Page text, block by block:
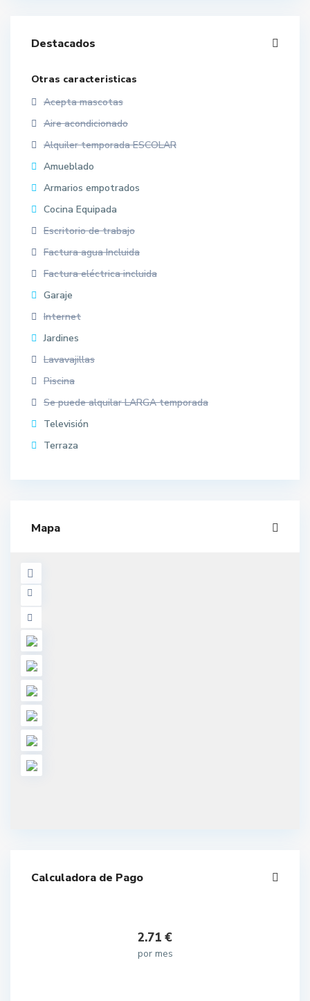
Destacados
Otras caracteristicas
Acepta mascotas
Aire acondicionado
Alquiler temporada ESCOLAR
Amueblado
Armarios empotrados
Cocina Equipada
Escritorio de trabajo
Factura agua Incluida
Factura eléctrica incluida
Garaje
Internet
Jardines
Lavavajillas
Piscina
Se puede alquilar LARGA temporada
Televisión
Terraza
Mapa
Calculadora de Pago
2.71 €
por mes